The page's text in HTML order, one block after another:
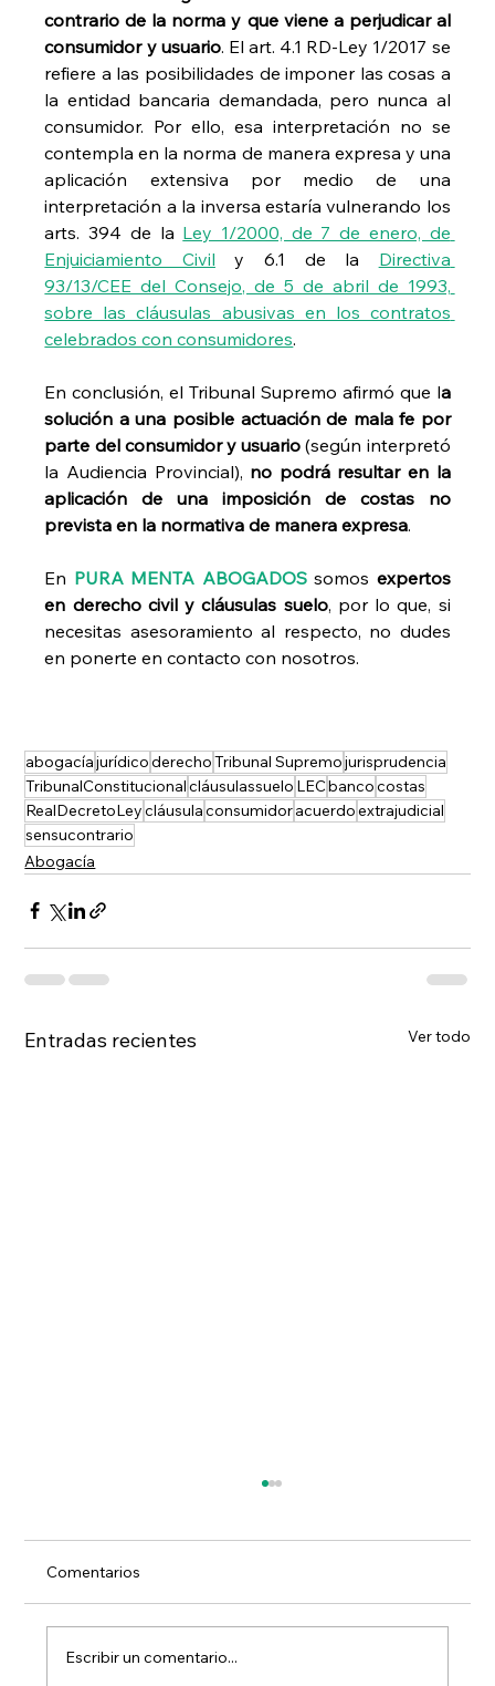
contrario de la norma y que viene a perjudicar al
consumidor y usuario. El art. 4.1 RD-Ley 1/2017 se
refiere a las posibilidades de imponer las cosas a
la entidad bancaria demandada, pero nunca al
consumidor. Por ello, esa interpretación no se
contempla en la norma de manera expresa y una
aplicación extensiva por medio de una
interpretación a la inversa estaría vulnerando los
arts. 394 de la Ley 1/2000, de 7 de enero, de
Enjuiciamiento Civil y 6.1 de la Directiva
93/13/CEE del Consejo, de 5 de abril de 1993,
sobre las cláusulas abusivas en los contratos
celebrados con consumidores.
En conclusión, el Tribunal Supremo afirmó que la
solución a una posible actuación de mala fe por
parte del consumidor y usuario (según interpretó
la Audiencia Provincial), no podrá resultar en la
aplicación de una imposición de costas no
prevista en la normativa de manera expresa.
En PURA MENTA ABOGADOS somos expertos
en derecho civil y cláusulas suelo, por lo que, si
necesitas asesoramiento al respecto, no dudes
en ponerte en contacto con nosotros.
abogacíajurídicoderechoTribunal Supremojurisprudencia
TribunalConstitucionalcláusulassuelo LECbancocostas
RealDecretoLeycláusulaconsumidoracuerdoextrajudicial
sensucontrario
Abogacía
Entradas recientes Ver todo
Comentarios
Escribir un comentario...